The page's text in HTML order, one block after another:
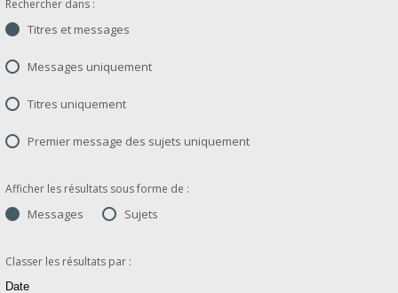
Rechercher dans :
Titres et messages
Messages uniquement
Titres uniquement
Premier message des sujets uniquement
Afficher les résultats sous forme de :
Messages Sujets
Classer les résultats par :